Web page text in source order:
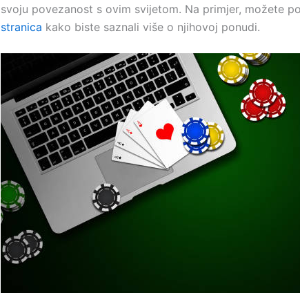
svoju povezanost s ovim svijetom. Na primjer, možete
stranica kako biste saznali više o njihovoj ponudi.